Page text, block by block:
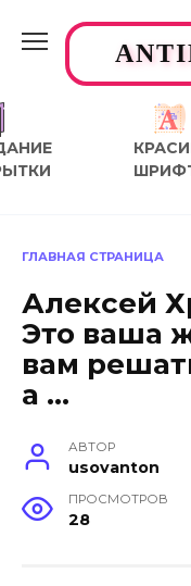
содержанию
ГЛАВНАЯ СТРАНИЦА
Алексей
Это ваша
вам
а …
АВТОР
usovanton
ПРОСМОТРОВ
28